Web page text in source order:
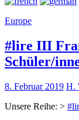
Europe
#lire III
Schüler/
8. Februar 2019 H.
Unsere Reihe: >